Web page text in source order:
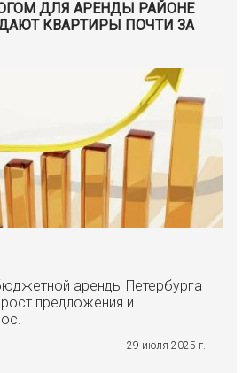
ДЛЯ АРЕНДЫ РАЙОНЕ
КВАРТИРЫ ПОЧТИ ЗА
аренды Петербурга
предложения и
29 июля 2025 г.